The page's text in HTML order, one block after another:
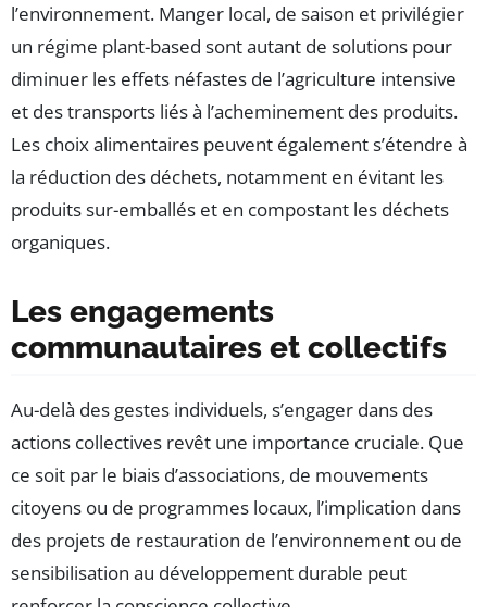
l’environnement. Manger local, de saison et privilégier
un régime plant-based sont autant de solutions pour
diminuer les effets néfastes de l’agriculture intensive
et des transports liés à l’acheminement des produits.
Les choix alimentaires peuvent également s’étendre à
la réduction des déchets, notamment en évitant les
produits sur-emballés et en compostant les déchets
organiques.
Les engagements
communautaires et collectifs
Au-delà des gestes individuels, s’engager dans des
actions collectives revêt une importance cruciale. Que
ce soit par le biais d’associations, de mouvements
citoyens ou de programmes locaux, l’implication dans
des projets de restauration de l’environnement ou de
sensibilisation au développement durable peut